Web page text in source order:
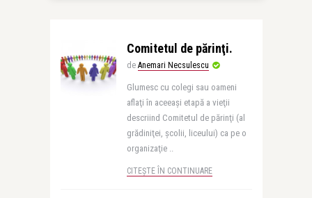
Comitetul de părinţi.
de Anemari Necsulescu
Glumesc cu colegi sau oameni
aflaţi în aceeaşi etapă a vieţii
descriind Comitetul de părinţi (al
grădiniţei, şcolii, liceului) ca pe o
organizaţie ..
CITEȘTE ÎN CONTINUARE